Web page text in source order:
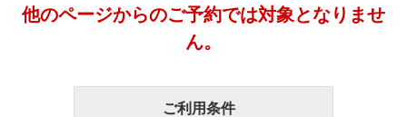
他のページからのご予約では対象となりませ
ん。
ご利用条件